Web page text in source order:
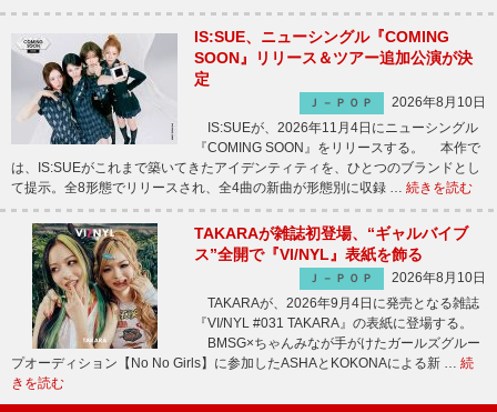
IS:SUE、ニューシングル『COMING
SOON』リリース＆ツアー追加公演が決
定
Ｊ－ＰＯＰ
2026年8月10日
IS:SUEが、2026年11月4日にニューシングル
『COMING SOON』をリリースする。 本作で
は、IS:SUEがこれまで築いてきたアイデンティティを、ひとつのブランドとし
て提示。全8形態でリリースされ、全4曲の新曲が形態別に収録 … 続きを読む
TAKARAが雑誌初登場、“ギャルバイブ
ス”全開で『VI/NYL』表紙を飾る
Ｊ－ＰＯＰ
2026年8月10日
TAKARAが、2026年9月4日に発売となる雑誌
『VI/NYL #031 TAKARA』の表紙に登場する。
BMSG×ちゃんみなが手がけたガールズグルー
プオーディション【No No Girls】に参加したASHAとKOKONAによる新 … 続
きを読む